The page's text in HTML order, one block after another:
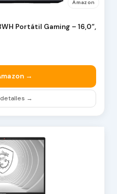
Amazon
Portátil Gaming – 16,0“,
→
detalles →